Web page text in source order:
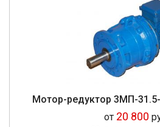
Мо­тор-ре­дук­тор 3МП-
от 20 800